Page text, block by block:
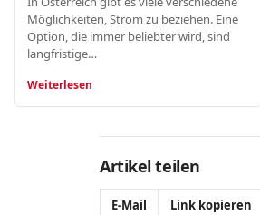
Möglichkeiten, Strom zu beziehen. Eine
Option, die immer beliebter wird, sind
langfristige…
Weiterlesen
Artikel teilen
E-Mail Link kopieren